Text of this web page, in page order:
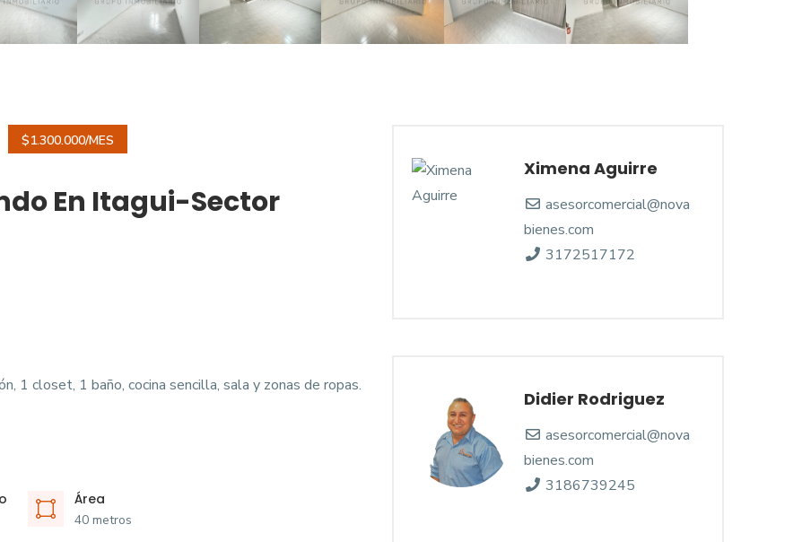
$1.300.000/MES
En Itagui-Sector
1 closet, 1 baño, cocina sencilla, sala y zonas de ropas.
Área
40 metros
Ximena Aguirre
asesorcomercial@nova
bienes.com
3172517172
Didier Rodriguez
asesorcomercial@nova
bienes.com
3186739245